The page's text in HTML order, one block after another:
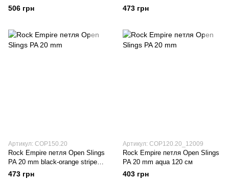
506 грн 473 грн
Артикул: COP150.20
Rock Empire петля Open Slings
PA 20 mm black-orange stripe
150 см
473 грн
Артикул: COP120.20_12009
Rock Empire петля Open Slings
PA 20 mm aqua 120 см
403 грн